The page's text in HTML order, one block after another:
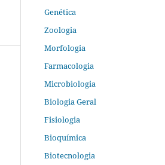
Genética
Zoologia
Morfologia
Farmacologia
Microbiologia
Biologia Geral
Fisiologia
Bioquímica
Biotecnologia